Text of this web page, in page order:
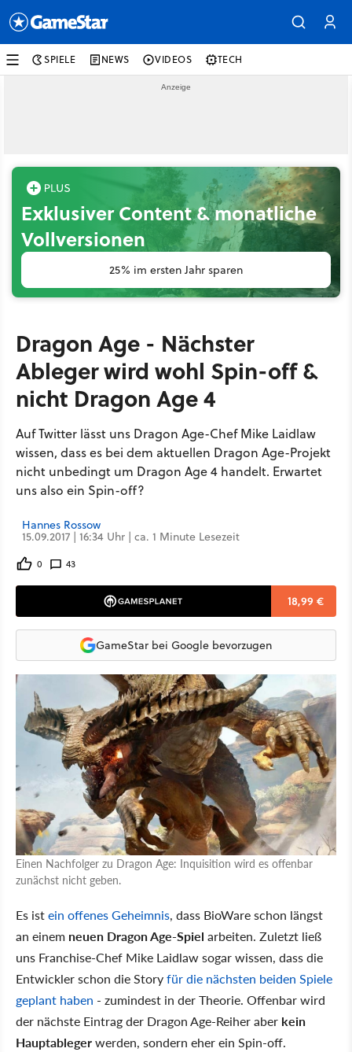
SPIELE NEWS VIDEOS TECH
Exklusiver Content & monatliche
Vollversionen
25% im ersten Jahr sparen
Dragon Age - Nächster
Ableger wird wohl Spin-off &
nicht Dragon Age 4
Auf Twitter lässt uns Dragon Age-Chef Mike Laidlaw
wissen, dass es bei dem aktuellen Dragon Age-Projekt
nicht unbedingt um Dragon Age 4 handelt. Erwartet
uns also ein Spin-off?
Hannes Rossow
15.09.2017 | 16:34 Uhr | ca. 1 Minute Lesezeit
0 43
18,99 €
GameStar bei Google bevorzugen
Einen Nachfolger zu Dragon Age: Inquisition wird es offenbar
zunächst nicht geben.
Es istein offenes Geheimnis, dass BioWare schon längst
an einem neuen Dragon Age-Spiel arbeiten. Zuletzt ließ
uns Franchise-Chef Mike Laidlaw sogar wissen, dass die
Entwickler schon die Storyfür die nächsten beiden Spiele
geplant haben - zumindest in der Theorie. Offenbar wird
der nächste Eintrag der Dragon Age-Reiher aber kein
Hauptablegerwerden, sondern eher ein Spin-off.